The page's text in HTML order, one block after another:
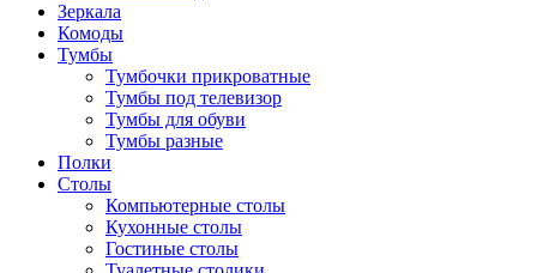
Зеркала
Комоды
Тумбы
Тумбочки прикроватные
Тумбы под телевизор
Тумбы для обуви
Тумбы разные
Полки
Столы
Компьютерные столы
Кухонные столы
Гостиные столы